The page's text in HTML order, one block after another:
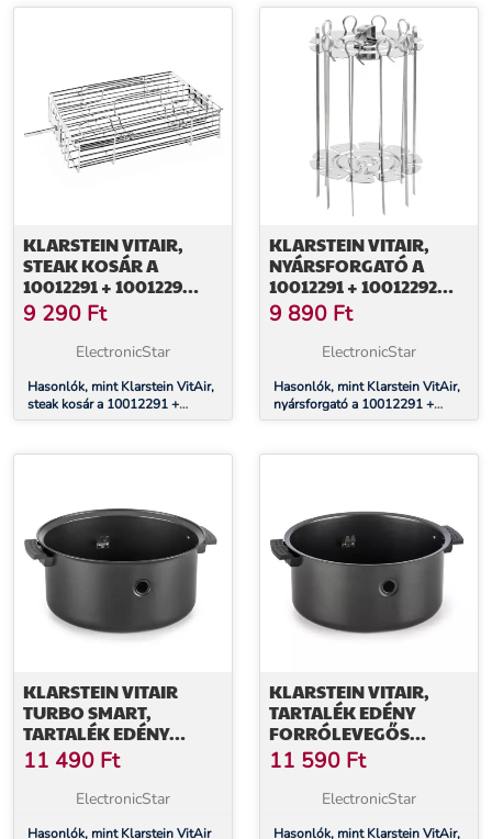
KLARSTEIN VITAIR,
STEAK KOSÁR A
10012291 + 1001229
SZÁMÁRA
9 290 Ft
ElectronicStar
Hasonlók, mint Klarstein VitAir,
steak kosár a 10012291 +
1001229 számára
KLARSTEIN VITAIR,
NYÁRSFORGATÓ A
10012291 + 10012292
SZÁMÁRA
9 890 Ft
ElectronicStar
Hasonlók, mint Klarstein VitAir,
nyársforgató a 10012291 +
10012292 számára
KLARSTEIN VITAIR
TURBO SMART,
TARTALÉK EDÉNY
FORRÓLEVEGŐS
FRITŐZBE, ACÉL, CERA
PLUS, 750 G
11 490 Ft
ElectronicStar
Hasonlók, mint Klarstein VitAir
KLARSTEIN VITAIR,
TARTALÉK EDÉNY
FORRÓLEVEGŐS
FRITŐZBE, ACÉL,
CERAPLUS, 700G
11 590 Ft
ElectronicStar
Hasonlók, mint Klarstein VitAir,